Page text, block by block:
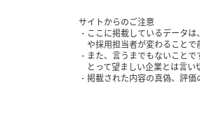
サイトからのご注意
ここに掲載しているデータ
や採用担当者が変わることで
また、言うまでもないこと
とって望ましい企業とは言い
掲載された内容の真偽、評価